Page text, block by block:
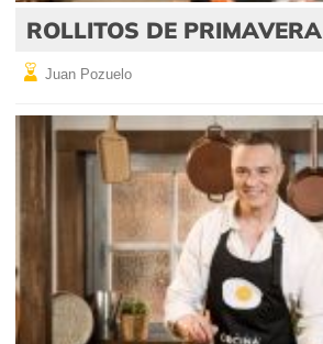
ROLLITOS DE PRIMAVERA
Juan Pozuelo